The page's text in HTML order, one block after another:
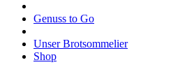
Genuss to Go
Unser Brotsommelier
Shop